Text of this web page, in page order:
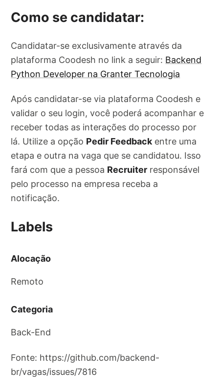
Como se candidatar:
Candidatar-se exclusivamente através da
plataforma Coodesh no link a seguir: Backend
Python Developer na Granter Tecnologia
Após candidatar-se via plataforma Coodesh e
validar o seu login, você poderá acompanhar e
receber todas as interações do processo por
lá. Utilize a opção Pedir Feedbackentre uma
etapa e outra na vaga que se candidatou. Isso
fará com que a pessoa Recruiter responsável
pelo processo na empresa receba a
notificação.
Labels
Alocação
Remoto
Categoria
Back-End
Fonte: https://github.com/backend-
br/vagas/issues/7816